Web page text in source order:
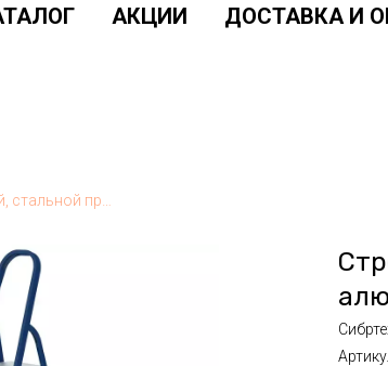
АКЦИИ ДОСТАВКА И